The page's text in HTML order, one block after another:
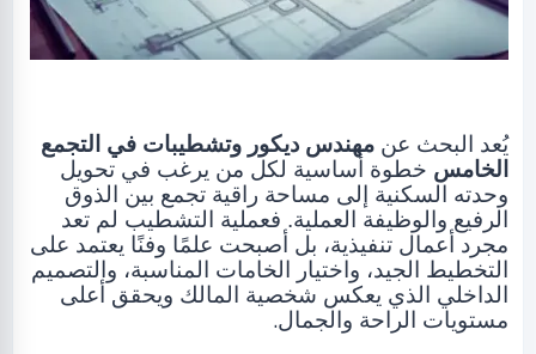
يُعد البحث عن مهندس ديكور وتشطيبات في التجمع
الخامس خطوة أساسية لكل من يرغب في تحويل
وحدته السكنية إلى مساحة راقية تجمع بين الذوق
الرفيع والوظيفة العملية. فعملية التشطيب لم تعد
مجرد أعمال تنفيذية، بل أصبحت علمًا وفنًا يعتمد على
التخطيط الجيد، واختيار الخامات المناسبة، والتصميم
الداخلي الذي يعكس شخصية المالك ويحقق أعلى
مستويات الراحة والجمال.